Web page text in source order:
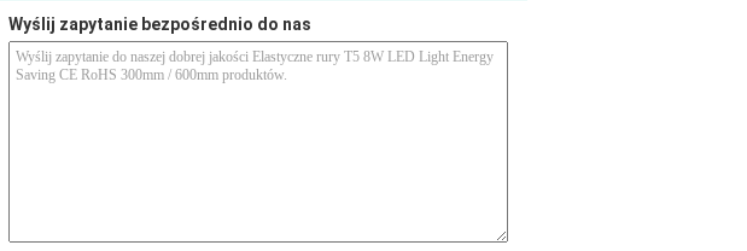
Wyślij zapytanie bezpośrednio do nas